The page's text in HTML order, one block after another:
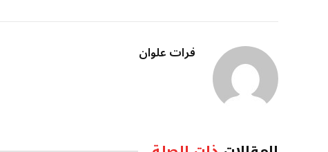
فرات علوان